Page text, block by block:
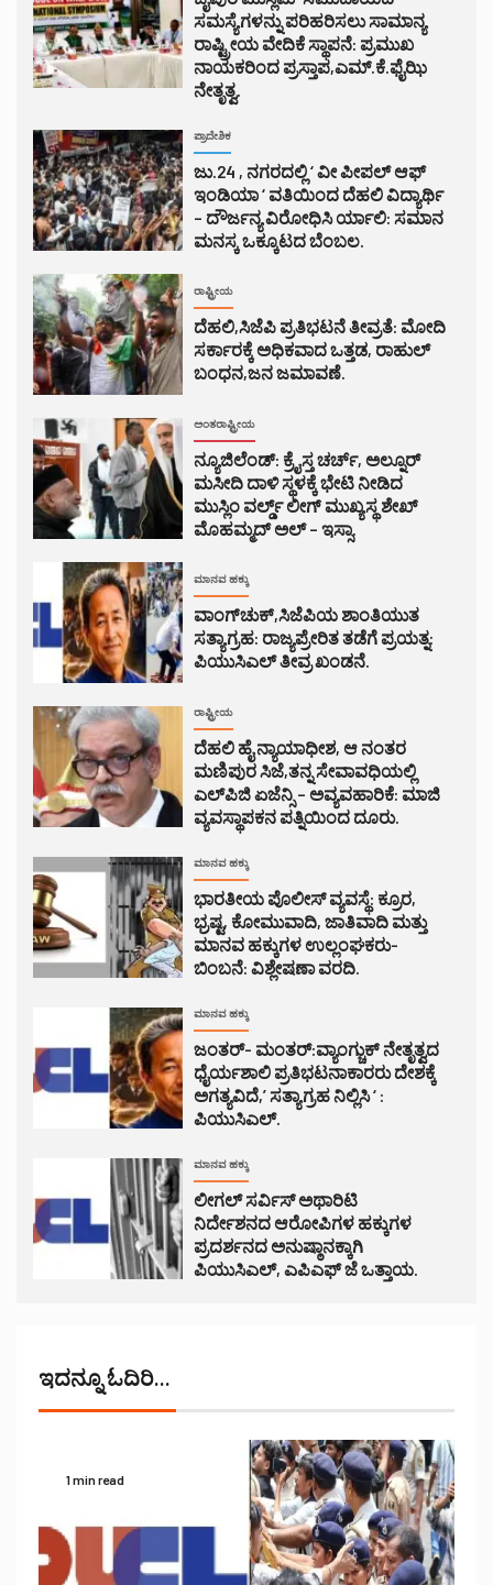
ಸಮಸ್ಯೆಗಳನ್ನು ಪರಿಹರಿಸಲು ಸಾಮಾನ್ಯ
ರಾಷ್ಟ್ರೀಯ ವೇದಿಕೆ ಸ್ಥಾಪನೆ: ಪ್ರಮುಖ
ನಾಯಕರಿಂದ ಪ್ರಸ್ತಾಪ,ಎಮ್.ಕೆ.ಫೈಝಿ
ನೇತೃತ್ವ.
ಪ್ರಾದೇಶಿಕ
ಜು.24 , ನಗರದಲ್ಲಿ ‘ ವೀ ಪೀಪಲ್ ಆಫ್
ಇಂಡಿಯಾ ‘ ವತಿಯಿಂದ ದೆಹಲಿ ವಿದ್ಯಾರ್ಥಿ
– ದೌರ್ಜನ್ಯ ವಿರೋಧಿಸಿ ರ್ಯಾಲಿ: ಸಮಾನ
ಮನಸ್ಕ ಒಕ್ಕೂಟದ ಬೆಂಬಲ.
ರಾಷ್ಟ್ರೀಯ
ದೆಹಲಿ,ಸಿಜೆಪಿ ಪ್ರತಿಭಟನೆ ತೀವ್ರತೆ: ಮೋದಿ
ಸರ್ಕಾರಕ್ಕೆ ಅಧಿಕವಾದ ಒತ್ತಡ, ರಾಹುಲ್
ಬಂಧನ,ಜನ ಜಮಾವಣೆ.
ಅಂತರಾಷ್ಟ್ರೀಯ
ನ್ಯೂಜಿಲೆಂಡ್: ಕ್ರೈಸ್ತ ಚರ್ಚ್, ಅಲ್ನೂರ್
ಮಸೀದಿ ದಾಳಿ ಸ್ಥಳಕ್ಕೆ ಭೇಟಿ ನೀಡಿದ
ಮುಸ್ಲಿಂ ವರ್ಲ್ಡ್ ಲೀಗ್ ಮುಖ್ಯಸ್ಥ ಶೇಖ್
ಮೊಹಮ್ಮದ್ ಅಲ್ – ಇಸ್ಸಾ.
ಮಾನವ ಹಕ್ಕು
ವಾಂಗ್‌ಚುಕ್,ಸಿಜೆಪಿಯ ಶಾಂತಿಯುತ
ಸತ್ಯಾಗ್ರಹ: ರಾಜ್ಯಪ್ರೇರಿತ ತಡೆಗೆ ಪ್ರಯತ್ನ:
ಪಿಯುಸಿಎಲ್ ತೀವ್ರ ಖಂಡನೆ.
ರಾಷ್ಟ್ರೀಯ
ದೆಹಲಿ ಹೈ ನ್ಯಾಯಾಧೀಶ, ಆ ನಂತರ
ಮಣಿಪುರ ಸಿಜೆ,ತನ್ನ ಸೇವಾವಧಿಯಲ್ಲಿ
ಎಲ್‌ಪಿಜಿ ಏಜೆನ್ಸಿ – ಅವ್ಯವಹಾರಿಕೆ: ಮಾಜಿ
ವ್ಯವಸ್ಥಾಪಕನ ಪತ್ನಿಯಿಂದ ದೂರು.
ಮಾನವ ಹಕ್ಕು
ಭಾರತೀಯ ಪೊಲೀಸ್ ವ್ಯವಸ್ಥೆ: ಕ್ರೂರ,
ಭ್ರಷ್ಟ, ಕೋಮುವಾದಿ, ಜಾತಿವಾದಿ ಮತ್ತು
ಮಾನವ ಹಕ್ಕುಗಳ ಉಲ್ಲಂಘಕರು-
ಬಿಂಬನೆ: ವಿಶ್ಲೇಷಣಾ ವರದಿ.
ಮಾನವ ಹಕ್ಕು
ಜಂತರ್- ಮಂತರ್:ವ್ಯಾಂಗ್ಚುಕ್ ನೇತೃತ್ವದ
ಧೈರ್ಯಶಾಲಿ ಪ್ರತಿಭಟನಾಕಾರರು ದೇಶಕ್ಕೆ
ಅಗತ್ಯವಿದೆ,’ ಸತ್ಯಾಗ್ರಹ ನಿಲ್ಲಿಸಿ ‘ :
ಪಿಯುಸಿಎಲ್.
ಮಾನವ ಹಕ್ಕು
ಲೀಗಲ್ ಸರ್ವಿಸ್ ಅಥಾರಿಟಿ
ನಿರ್ದೇಶನದ ಆರೋಪಿಗಳ ಹಕ್ಕುಗಳ
ಪ್ರದರ್ಶನದ ಅನುಷ್ಠಾನಕ್ಕಾಗಿ
ಪಿಯುಸಿಎಲ್, ಎಪಿಎಫ್ ಜೆ ಒತ್ತಾಯ.
ಇದನ್ನೂ ಓದಿರಿ...
1 min read